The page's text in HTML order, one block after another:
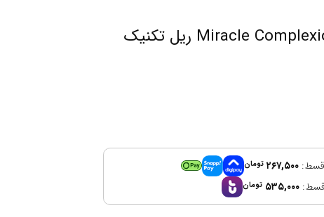
پد آرایشی 6 عددی Miracle Complexion ریل تکنیک
۲۶۷,۵۰۰ تومان
۵۳۵,۰۰۰ تومان